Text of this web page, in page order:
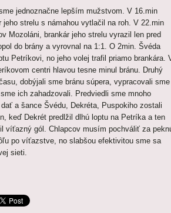
jednoznačne lepším mužstvom. V 16.min
strelu s námahou vytlačil na roh. V 22.min
Mozoláni, brankár jeho strelu vyrazil len pred
do brány a vyrovnal na 1:1. O 2min. Švéda
Petríkovi, no jeho volej trafil priamo brankára.
centri hlavou tesne minul bránu. Druhý
dobýjali sme bránu súpera, vypracovali sme
ich zahadzovali. Predviedli sme mnoho
a šance Švédu, Dekréta, Puspokiho zostali
keď Dekrét predlžil dlhú loptu na Petríka a ten
víťazný gól. Chlapcov musím pochváliť za
po víťazstve, no slabšou efektivitou sme sa
sieti.